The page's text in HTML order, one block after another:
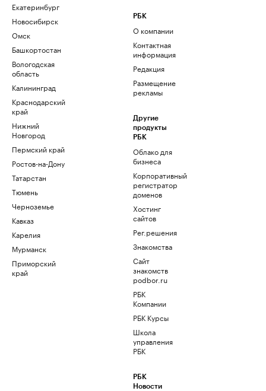
Екатеринбург
Новосибирск
Омск
Башкортостан
Вологодская
область
Калининград
Краснодарский
край
Нижний
Новгород
Пермский край
Ростов-на-Дону
Татарстан
Тюмень
Черноземье
Кавказ
Карелия
Мурманск
Приморский
край
РБК
О компании
Контактная
информация
Редакция
Размещение
рекламы
Другие
продукты
РБК
Облако для
бизнеса
Корпоративный
регистратор
доменов
Хостинг
сайтов
Рег.решения
Знакомства
Сайт
знакомств
podbor.ru
РБК
Компании
РБК Курсы
Школа
управления
РБК
РБК
Новости